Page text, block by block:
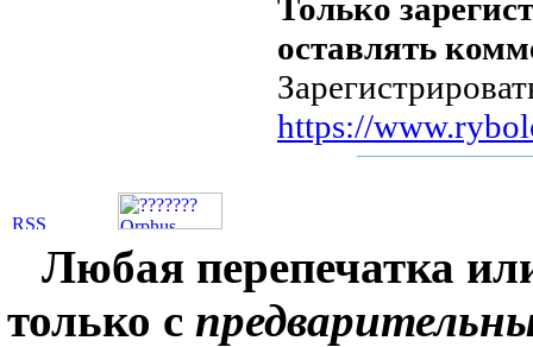
Только
оставлять
https://
Любая перепечатка
только с